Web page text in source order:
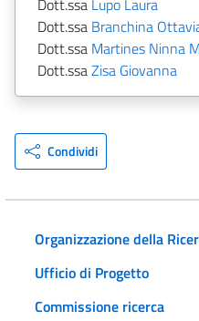
Dott.ssa Lupo Laura
Dott.ssa Branchina
Dott.ssa Martines Ninna
Dott.ssaZisa Giovanna
Condividi
Organizzazione della
Ufficio di Progetto
Commissione ricerca